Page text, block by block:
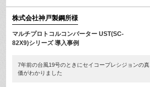
株式会社神戸製鋼所様
マルチプロトコルコンバーター UST(SC-
82X9)シリーズ 導入事例
7年前の台風19号のときにセイコープレシジョンの真
価がわかりました